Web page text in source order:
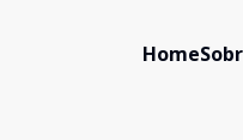
Home